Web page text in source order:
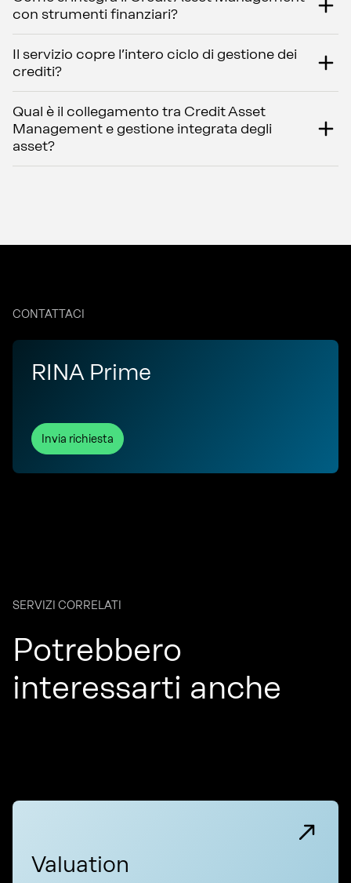
con strumenti finanziari?
Il servizio copre l’intero ciclo di gestione dei
crediti?
Qual è il collegamento tra Credit Asset
Management e gestione integrata degli
asset?
CONTATTACI
RINA Prime
Invia richiesta
SERVIZI CORRELATI
Potrebbero
interessarti anche
Valuation